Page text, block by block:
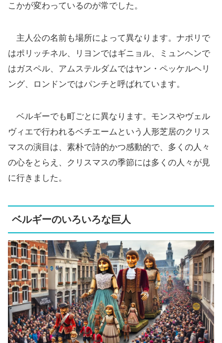
こかが変わっているのが常でした。
主人公の名前も場所によって異なります。ナポリで
はポリッチネル、リヨンではギニョル、ミュンヘンで
はガスペル、アムステルダムではヤン・ペッケルヘリ
ング、ロンドンではパンチと呼ばれています。
ベルギーでも町ごとに異なります。モンスやヴェル
ヴィエで行われるベチエームという人形芝居のクリス
マスの演目は、素朴で詩的かつ感動的で、多くの人々
の心をとらえ、クリスマスの季節には多くの人々が見
に行きました。
ベルギーのいろいろな巨人